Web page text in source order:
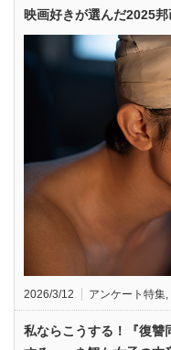
映画好きが選んだ2025邦
2026/3/12 アンケート特集
私ならこうする！『復